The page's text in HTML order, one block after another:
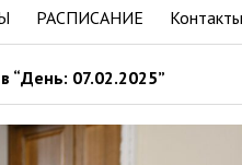
РАСПИСАНИЕ Контакты
“День: 07.02.2025”